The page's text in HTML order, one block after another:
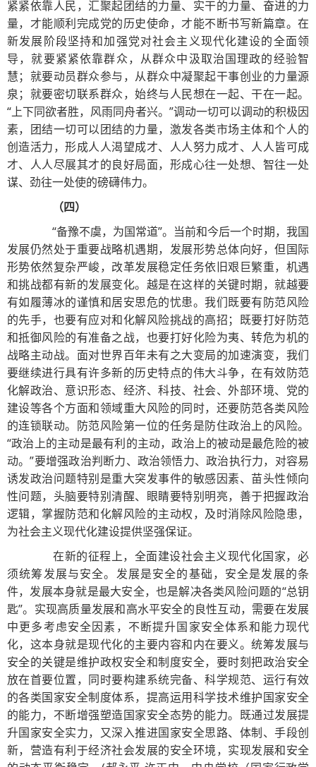
紧紧依靠人民，汇聚起团结的力量、实干的力量、奋进的力
量，才能顺利完成党的历史使命，才能不断书写新篇章。在
新发展阶段坚持和加强党对社会主义现代化建设的全面领
导，就要紧紧依靠群众，从群众中汲取治国理政的经验智
慧；就要动员群众参与，从群众中凝聚起干事创业的力量源
泉；就要密切联系群众，始终与人民想在一起、干在一起。
“上下同欲者胜，风雨同舟者兴。”调动一切可以调动的积极因
素，团结一切可以团结的力量，激发各类市场主体和个人的
创造活力，形成人人渴望成才、人人努力成才、人人皆可成
才、人人尽展其才的良好局面，形成心往一处想、智往一处
谋、劲往一处使的磅礴伟力。
（四）
“备豫不虞，为国常道”。当前和今后一个时期，我国
发展仍然处于重要战略机遇期，发展形势总体向好，但国际
形势依然复杂严峻，改革发展稳定任务依旧艰巨繁重，机遇
和挑战都有新的发展变化。越是在这样的关键时期，就越要
有如履薄冰的谨慎和居安思危的忧患。我们既要有防范风险
的先手，也要有应对和化解风险挑战的高招；既要打好防范
和抵御风险的有准备之战，也要打好化险为夷、转危为机的
战略主动战。面对世界百年未有之大变局的加速演变，我们
要继续进行具有许多新的历史特点的伟大斗争，在有效防范
化解政治、意识形态、经济、科技、社会、外部环境、党的
建设等各个方面和领域重大风险的同时，还要防范各类风险
的连锁联动。防范风险第一位的任务是防住政治上的风险。
“政治上的主动是最有利的主动，政治上的被动是最危险的被
动。”要增强政治判断力、政治领悟力、政治执行力，对容易
诱发政治问题特别是重大突发事件的敏感因素、苗头性倾向
性问题，头脑要特别清醒、眼睛要特别明亮，善于把握政治
逻辑，掌握防范和化解风险的主动权，及时消除风险隐患，
为社会主义现代化建设提供坚强保证。
在新的征程上，全面建设社会主义现代化国家，必
须统筹发展与安全。发展是安全的基础，安全是发展的条
件，发展本身就是最大安全，也是解决各类风险问题的“总钥
匙”。实现高质量发展和高水平安全的良性互动，需要在发展
中更多考虑安全因素，不断提升国家安全体系和能力现代
化，这本身就是现代化的主要内容和内在要义。统筹发展与
安全的关键是维护政权安全和制度安全，要时刻把政治安全
放在首要位置，同时要构建系统完备、科学规范、运行有效
的各类国家安全制度体系，提高运用科学技术维护国家安全
的能力，不断增强塑造国家安全态势的能力。既通过发展提
升国家安全实力，又深入推进国家安全思路、体制、手段创
新，营造有利于经济社会发展的安全环境，实现发展和安全